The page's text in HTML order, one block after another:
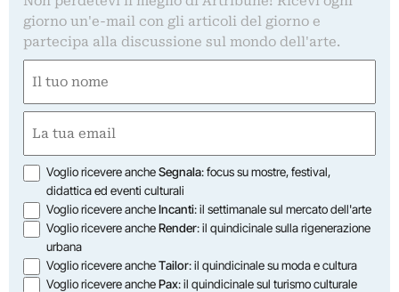
giorno un'e-mail con gli articoli del giorno e
partecipa alla discussione sul mondo dell'arte.
(Obbligatorio)
Nome
(Obbligatorio)
Opzioni
Voglio ricevere ancheSegnala: focus su mostre, festival,
didattica ed eventi culturali
Voglio ricevere ancheIncanti: il settimanale sul mercato dell'arte
Voglio ricevere ancheRender: il quindicinale sulla rigenerazione
urbana
Voglio ricevere ancheTailor: il quindicinale su moda e cultura
Voglio ricevere anchePax: il quindicinale sul turismo culturale